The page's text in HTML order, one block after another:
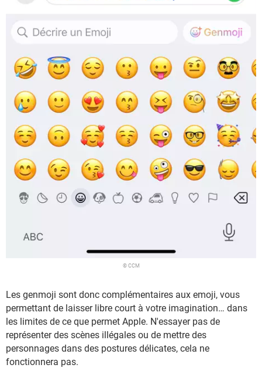
© CCM
Les genmoji sont donc complémentaires aux emoji, vous
permettant de laisser libre court à votre imagination… dans
les limites de ce que permet Apple. N'essayer pas de
représenter des scènes illégales ou de mettre des
personnages dans des postures délicates, cela ne
fonctionnera pas.